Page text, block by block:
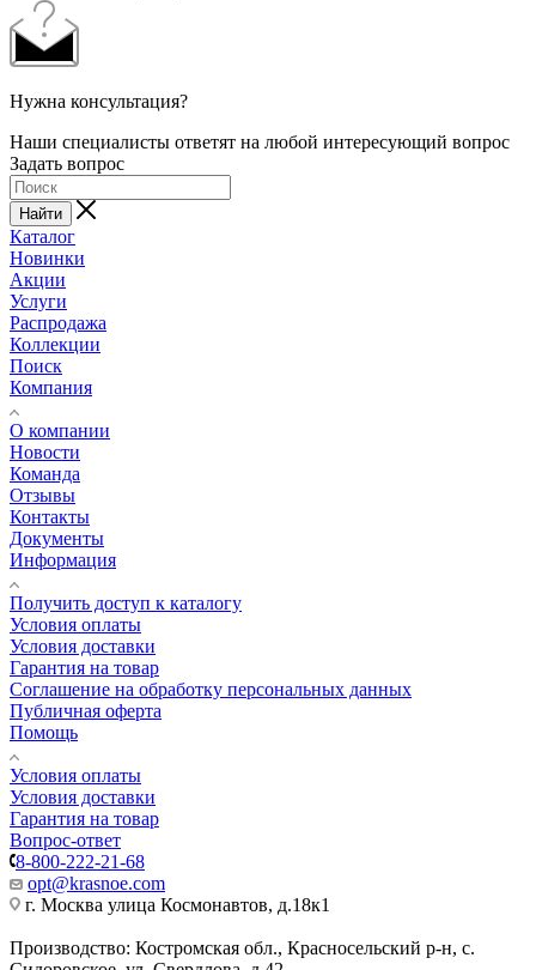
Нужна консультация?
Наши специалисты ответят на любой интересующий вопрос
Задать вопрос
Найти
Каталог
Новинки
Акции
Услуги
Распродажа
Коллекции
Поиск
Компания
О компании
Новости
Команда
Отзывы
Контакты
Документы
Информация
Получить доступ к каталогу
Условия оплаты
Условия доставки
Гарантия на товар
Соглашение на обработку персональных данных
Публичная оферта
Помощь
Условия оплаты
Условия доставки
Гарантия на товар
Вопрос-ответ
8-800-222-21-68
opt@krasnoe.com
г. Москва улица Космонавтов, д.18к1
Производство: Костромская обл., Красносельский р-н, с.